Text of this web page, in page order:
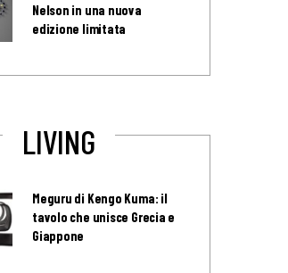
Nelson in una nuova
edizione limitata
LIVING
Meguru di Kengo Kuma: il
tavolo che unisce Grecia e
Giappone